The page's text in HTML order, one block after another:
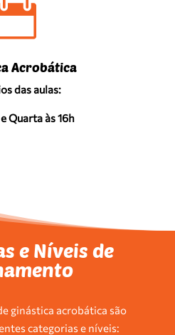
Acrobática
das aulas:
Quarta às 16h
e Níveis de
ginástica acrobática são
categorias e níveis: